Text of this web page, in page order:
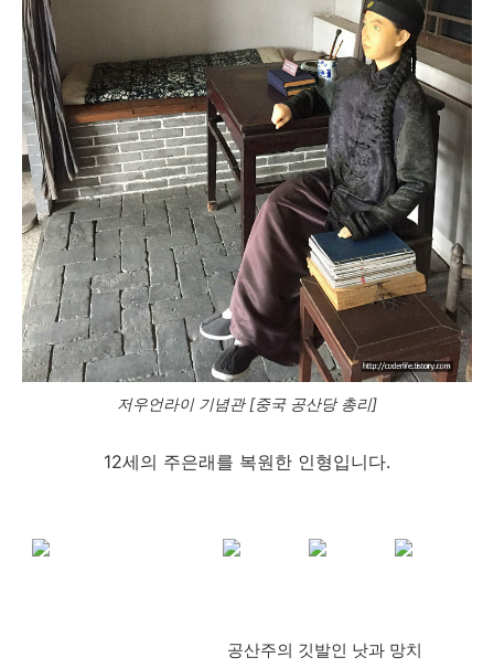
저우언라이 기념관 [중국 공산당 총리]
12세의 주은래를 복원한 인형입니다.
공산주의 깃발인 낫과 망치